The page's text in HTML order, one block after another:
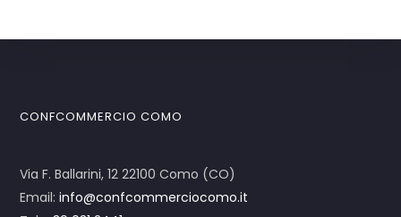
CONFCOMMERCIO COMO
Via F. Ballarini, 12 22100 Como (CO)
Email:info@confcommerciocomo.it